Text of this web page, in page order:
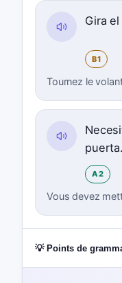
Gira
B1
Tournez le
puerta.
A2
Vous devez
💡 Points de